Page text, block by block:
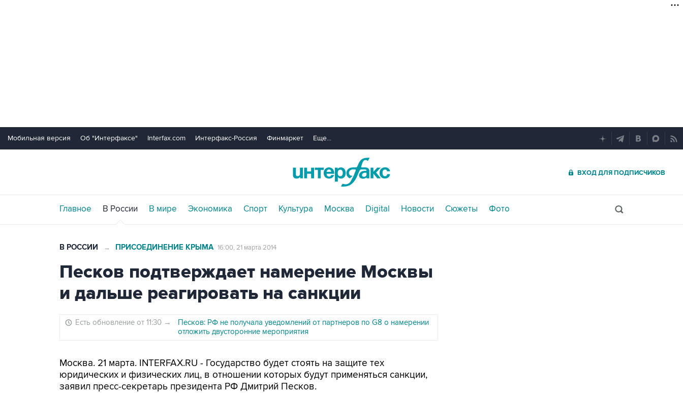
Мобильная версия Об "Интерфаксе" Interfax.com Интерфакс-Россия Финмаркет Еще...
ВХОД ДЛЯ ПОДПИСЧИКОВ
Главное В России В мире Экономика Спорт Культура Москва Digital Новости Сюжеты Фото
В РОССИИ → ПРИСОЕДИНЕНИЕ КРЫМА 16:00, 21 марта 2014
Песков подтверждает намерение Москвы
и дальше реагировать на санкции
Есть обновление от 11:30 →
Песков: РФ не получала уведомлений от партнеров по G8 о намерении
отложить двусторонние мероприятия
Москва. 21 марта. INTERFAX.RU - Государство будет стоять на защите тех
юридических и физических лиц, в отношении которых будут применяться санкции,
заявил пресс-секретарь президента РФ Дмитрий Песков.